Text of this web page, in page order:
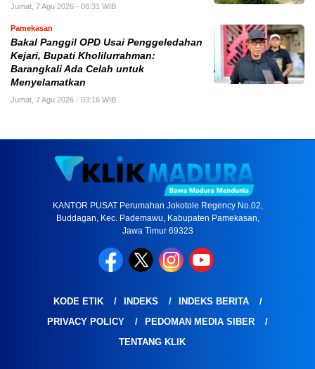
Jumat, 7 Agu 2026 - 06:31 WIB
Pamekasan
Bakal Panggil OPD Usai Penggeledahan
Kejari, Bupati Kholilurrahman:
Barangkali Ada Celah untuk
Menyelamatkan
Jumat, 7 Agu 2026 - 03:16 WIB
KANTOR PUSAT Perumahan Jokotole Regency No.02,
Buddagan, Kec. Pademawu, Kabupaten Pamekasan,
Jawa Timur 69323
KODE ETIK INDEKS
INDEKS BERITA
PRIVACY POLICY
PEDOMAN MEDIA SIBER
TENTANG KLIK